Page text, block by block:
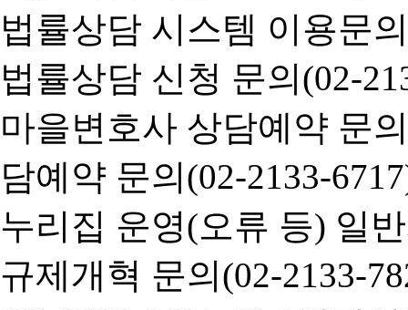
법률상담 시스템 이용문
법률상담 신청 문의(02-
마을변호사 상담예약 문
담예약 문의(02-2133-
누리집 운영(오류 등) 일
규제개혁 문의(02-2133-